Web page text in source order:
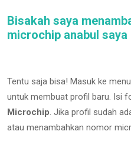
Bisakah saya
microchip anabul
Tentu saja bisa! Masuk ke menu
untuk membuat profil baru. Isi
Microchip. Jika profil sudah
atau menambahkan nomor